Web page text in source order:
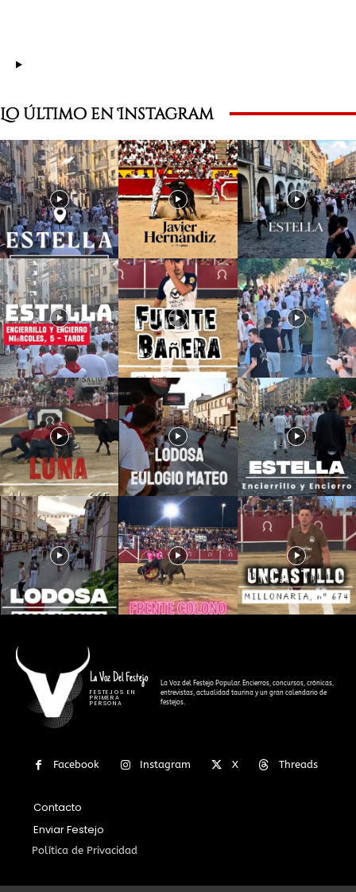
Lo último en Instagram
La Voz Del Festejo
FESTEJOS EN
PRIMERA
PERSONA
La Voz del Festejo Popular. Encierros, concursos, crónicas,
entrevistas, actualidad taurina y un gran calendario de
festejos.
Facebook Instagram X Threads
Contacto
Enviar Festejo
Política de Privacidad